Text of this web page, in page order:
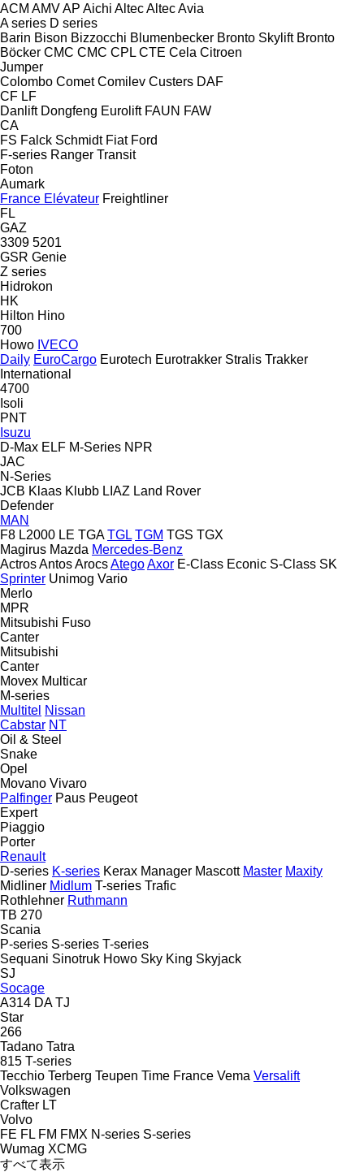
ACM AMVAP Aichi AltecAltecAvia
A series D series
Barin Bison Bizzocchi Blumenbecker Bronto Skylift Bronto
Böcker CMC CMC CPL CTE Cela Citroen
Jumper
Colombo Comet Comilev Custers DAF
CF LF
Danlift Dongfeng Eurolift FAUN FAW
CA
FS Falck Schmidt Fiat Ford
F-series Ranger Transit
Foton
Aumark
France Elévateur Freightliner
FL
GAZ
3309 5201
GSR Genie
Z series
Hidrokon
HK
Hilton Hino
700
Howo IVECO
Daily EuroCargo Eurotech Eurotrakker Stralis Trakker
International
4700
Isoli
PNT
Isuzu
D-Max ELF M-Series NPR
JAC
N-Series
JCB Klaas Klubb LIAZ Land Rover
Defender
MAN
F8 L2000 LE TGA TGL TGM TGS TGX
Magirus Mazda Mercedes-Benz
ActrosAntosArocsAtegoAxor E-Class Econic S-Class SK
Sprinter Unimog Vario
Merlo
MPR
Mitsubishi Fuso
Canter
Mitsubishi
Canter
Movex Multicar
M-series
Multitel Nissan
Cabstar NT
Oil & Steel
Snake
Opel
Movano Vivaro
Palfinger Paus Peugeot
Expert
Piaggio
Porter
Renault
D-series K-series Kerax Manager Mascott Master Maxity
Midliner Midlum T-series Trafic
Rothlehner Ruthmann
TB 270
Scania
P-series S-series T-series
Sequani Sinotruk Howo Sky King Skyjack
SJ
Socage
A314 DA TJ
Star
266
Tadano Tatra
815 T-series
Tecchio Terberg Teupen Time France Vema Versalift
Volkswagen
Crafter LT
Volvo
FE FL FM FMX N-series S-series
Wumag XCMG
すべて表示